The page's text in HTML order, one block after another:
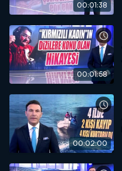
00:01:38
00:01:58
00:02:00